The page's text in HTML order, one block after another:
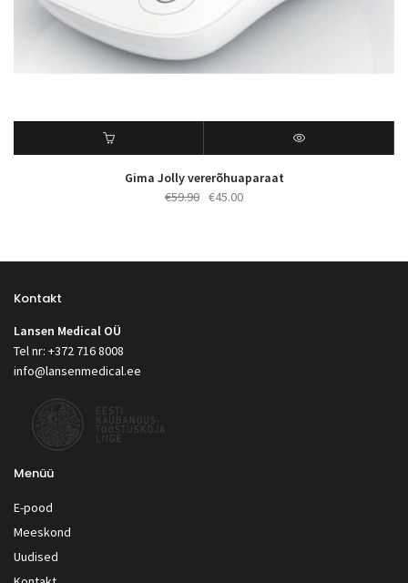
Gima Jolly vererõhuaparaat
€59.90 Algne
€45.00Praegune
Kontakt
Lansen Medical OÜ
Tel nr: +372 716 8008
info@lansenmedical.ee
Menüü
E-pood
Meeskond
Uudised